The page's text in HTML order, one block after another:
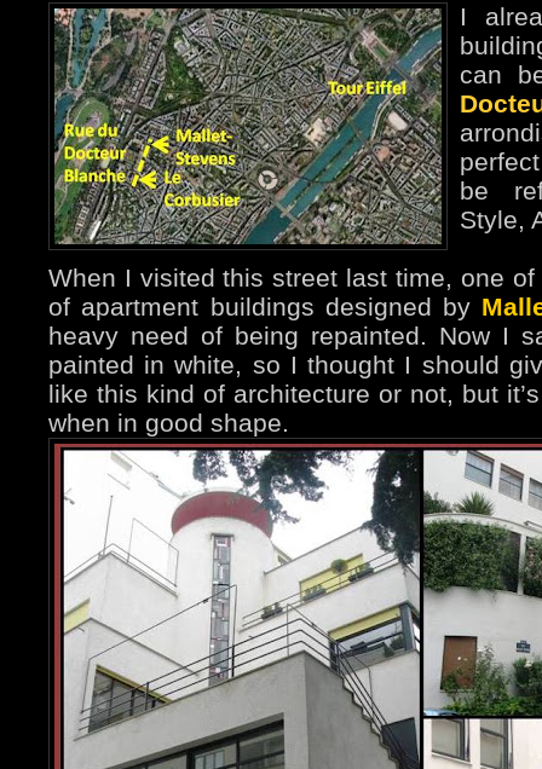
I
can
be
Style,
When I visited this street last time, one
of apartment buildings designed by
heavy need of being repainted. Now I
painted in white, so I thought I should
like this kind of architecture or not, but
when in good shape.